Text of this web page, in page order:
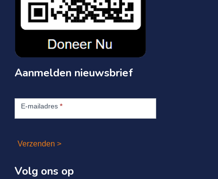
Aanmelden nieuwsbrief
nieuwsbrief
E-mailadres *
Verzenden >
Volg ons op